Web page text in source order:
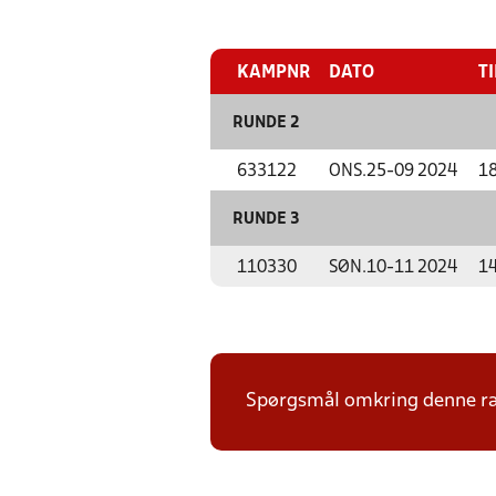
KAMPNR DATO
RUNDE 2
633122 ONS.25-09 2024
RUNDE 3
110330 SØN.10-11 2024
Spørgsmål omkring denne